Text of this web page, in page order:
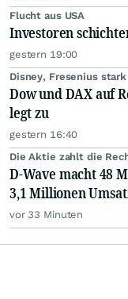
Flucht aus USA
Investoren
gestern 19:00
Disney, Fresenius stark
Dow und DAX auf
legt zu
gestern 16:40
Die Aktie zahlt die
D-Wave macht 48
3,1 Millionen
vor 33 Minuten